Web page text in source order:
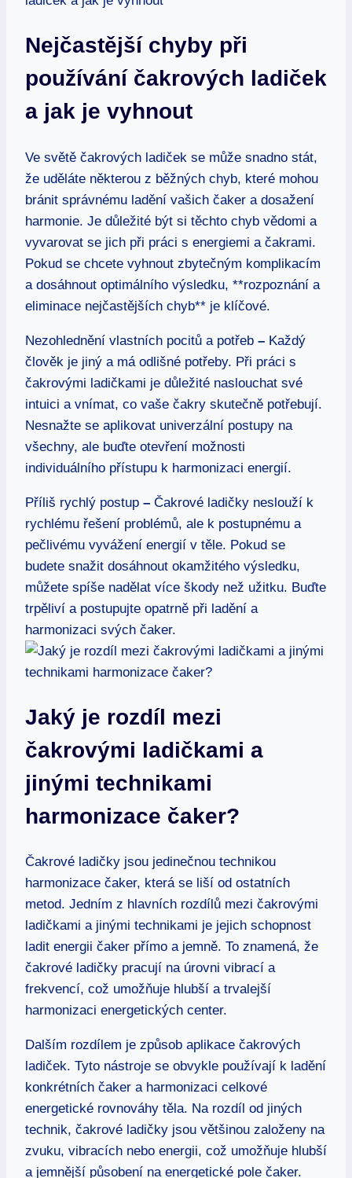
Nejčastější chyby při
používání čakrových ladiček
a jak je vyhnout
Ve světě čakrových ladiček se může snadno stát,
že uděláte některou z běžných chyb, které mohou
bránit správnému ladění vašich čaker a dosažení
harmonie. Je důležité být si těchto chyb vědomi a
vyvarovat se jich při práci s energiemi a čakrami.
Pokud se chcete vyhnout zbytečným komplikacím
a dosáhnout optimálního výsledku, **rozpoznání a
eliminace nejčastějších chyb** je klíčové.
Nezohlednění vlastních pocitů a potřeb – Každý
člověk je jiný a má odlišné potřeby. Při práci s
čakrovými ladičkami je důležité naslouchat své
intuici a vnímat, co vaše čakry skutečně potřebují.
Nesnažte se aplikovat univerzální postupy na
všechny, ale buďte otevření možnosti
individuálního přístupu k harmonizaci energií.
Příliš rychlý postup – Čakrové ladičky neslouží k
rychlému řešení problémů, ale k postupnému a
pečlivému vyvážení energií v těle. Pokud se
budete snažit dosáhnout okamžitého výsledku,
můžete spíše nadělat více škody než užitku. Buďte
trpěliví a postupujte opatrně při ladění a
harmonizaci svých čaker.
Jaký je rozdíl mezi
čakrovými ladičkami a
jinými technikami
harmonizace čaker?
Čakrové ladičky jsou jedinečnou technikou
harmonizace čaker, která se liší od ostatních
metod. Jedním z hlavních rozdílů mezi čakrovými
ladičkami a jinými technikami je jejich schopnost
ladit energii čaker přímo a jemně. To znamená, že
čakrové ladičky pracují na úrovni vibrací a
frekvencí, což umožňuje hlubší a trvalejší
harmonizaci energetických center.
Dalším rozdílem je způsob aplikace čakrových
ladiček. Tyto nástroje se obvykle používají k ladění
konkrétních čaker a harmonizaci celkové
energetické rovnováhy těla. Na rozdíl od jiných
technik, čakrové ladičky jsou většinou založeny na
zvuku, vibracích nebo energii, což umožňuje hlubší
a jemnější působení na energetické pole čaker.